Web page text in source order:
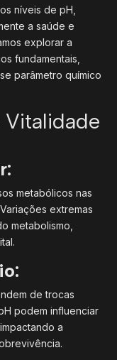
níveis de pH,
a saúde e
explorar a
fundamentais,
parâmetro químico
Vitalidade
metabólicos nas
extremas
metabolismo,
de trocas
podem influenciar
a